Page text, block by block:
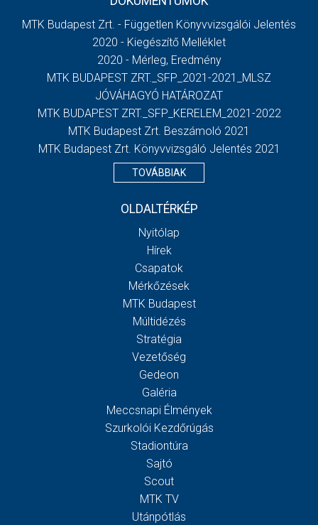
MTK Budapest Zrt. - Független Könyvvizsgálói Jelentés
2020 - Kiegészítő Melléklet
2020 - Mérleg, Eredmény
MTK BUDAPEST ZRT._SFP_2021-2021_MLSZ
JÓVÁHAGYÓ HATÁROZAT
MTK BUDAPEST ZRT._SFP_KERELEM_2021-2022
MTK Budapest Zrt. Beszámoló 2021
MTK Budapest Zrt. Könyvvizsgáló Jelentés 2021
TOVÁBBIAK
OLDALTÉRKÉP
Nyitólap
Hírek
Csapatok
Mérkőzések
MTK Budapest
Múltidézés
Stratégia
Vezetőség
Gedeon
Galéria
Meccsnapi Élmények
Szurkolói Kezdőrúgás
Stadiontúra
Sajtó
Scout
MTK TV
Utánpótlás